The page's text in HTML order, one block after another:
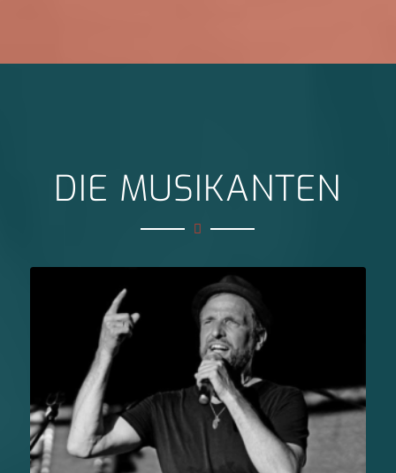
DIE MUSIKANTEN